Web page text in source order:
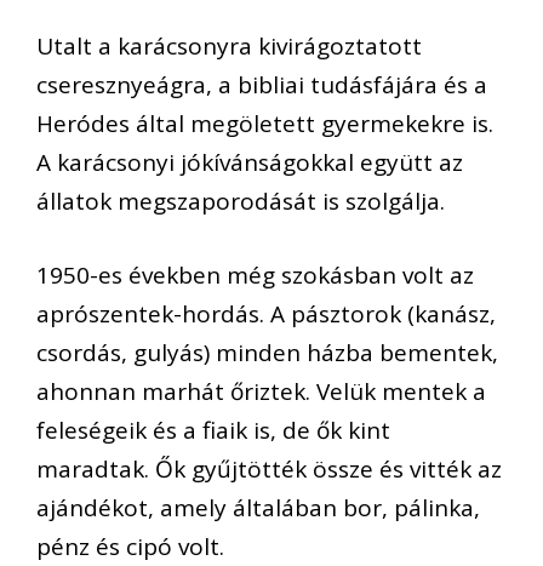
Utalt a karácsonyra kivirágoztatott
cseresznyeágra, a bibliai tudásfájára és a
Heródes által megöletett gyermekekre is.
A karácsonyi jókívánságokkal együtt az
állatok megszaporodását is szolgálja.
1950-es években még szokásban volt az
aprószentek-hordás. A pásztorok (kanász,
csordás, gulyás) minden házba bementek,
ahonnan marhát őriztek. Velük mentek a
feleségeik és a fiaik is, de ők kint
maradtak. Ők gyűjtötték össze és vitték az
ajándékot, amely általában bor, pálinka,
pénz és cipó volt.